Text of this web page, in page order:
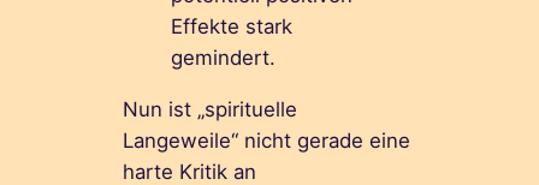
Effekte stark
gemindert.
Nun ist „spirituelle
Langeweile“ nicht gerade eine
harte Kritik an